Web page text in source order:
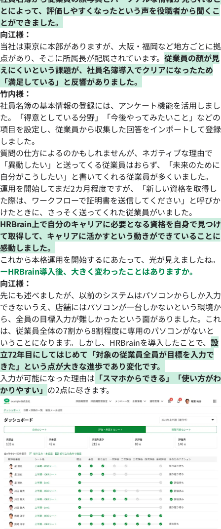
とによって、評価しやすくなったという声を役職者から聞くこ
とができました。
向江様：
当社は東京に本部がありますが、大阪・福岡など地方ごとに拠
点があり、そこに所属長が配属されています。 従業員の顔が見
えにくいという課題が、社員名簿導入でクリアになったため
「満足している」と反響がありました。
竹内様：
社員名簿の基本情報の登録には、アンケート機能を活用しまし
た。「得意としている分野」「今後やってみたいこと」などの
項目を設定し、従業員から収集した回答をインポートして登録
しました。
質問の仕方によるのかもしれませんが、ネガティブな理由で
「異動したい」と送ってくる従業員はおらず、「未来のために
自分がこうしたい」と書いてくれる従業員が多くいました。
運用を開始してまだ2カ月程度ですが、「新しい資格を取得し
た際は、ワークフローで証明書を送信してください」と呼びか
けたときに、さっそく送ってくれた従業員がいました。
HRBrain上で自分のキャリアに必要となる資格を自身で見つけ
て取得して、キャリアに活かすという動きができていることに
感動しました。
これから本格運用を開始するにあたって、光が見えましたね。
ーHRBrain導入後、大きく変わったことはありますか。
向江様：
先にも述べましたが、以前のシステムはパソコンからしか入力
できないうえ、店舗にはパソコンが一台しかないという環境か
ら、全員の目標入力が難しかったという面がありました。これ
は、従業員全体の7割から8割程度に専用のパソコンがないと
いうことになります。しかし、HRBrainを導入したことで、 設
立72年目にしてはじめて「対象の従業員全員が目標を入力で
きた」という点が大きな進歩であり変化です。
入力が可能になった理由は 「スマホからできる」「使い方がわ
かりやすい」 の2点に尽きます。